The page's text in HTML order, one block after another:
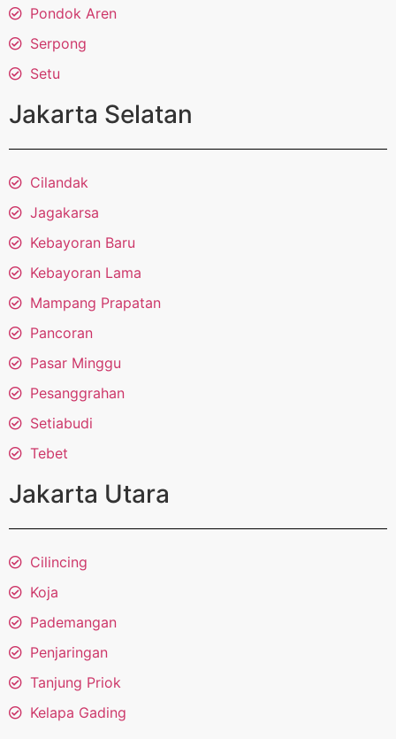
Pondok Aren
Serpong
Setu
Jakarta Selatan
Cilandak
Jagakarsa
Kebayoran Baru
Kebayoran Lama
Mampang Prapatan
Pancoran
Pasar Minggu
Pesanggrahan
Setiabudi
Tebet
Jakarta Utara
Cilincing
Koja
Pademangan
Penjaringan
Tanjung Priok
Kelapa Gading